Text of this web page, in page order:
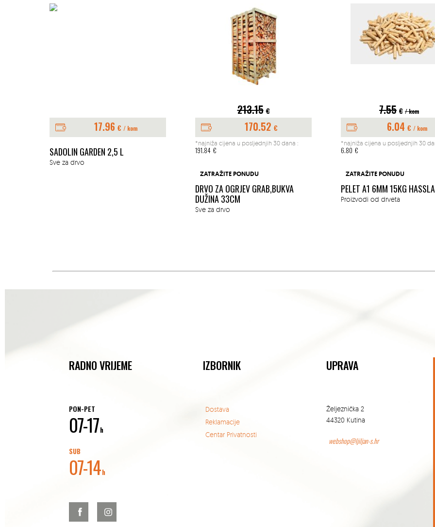
170.52 €
191.84 €
7.55 € / kom
6.04 € / kom
*najniža cijena u posljednjih 30 dana :
6.80 €
ZATRAŽITE PONUDU
PELET A1 6MM 15KG HASSLACHER
Proizvodi od drveta
7.25 € / kom
5.80 € / kom
*najniža cijena u posljednjih 30
6.53 €
ZATRAŽITE PONUDU
PELETI A1 MI BONES
BUKVA/SMREKA/JELA 15KG
RADNO VRIJEME
PON-PET
07-17h
SUB
07-14h
IZBORNIK
Dostava
Reklamacije
Centar Privatnosti
UPRAVA
Željeznička 2
44320 Kutina
webshop@ljiljan-s.hr